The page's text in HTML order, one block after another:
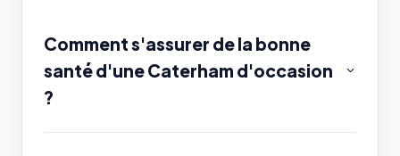
Comment s'assurer de la bonne
santé d'une Caterham d'occasion
?